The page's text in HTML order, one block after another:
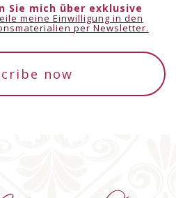
Sie mich über exklusive
meine Einwilligung in den
per Newsletter.
now